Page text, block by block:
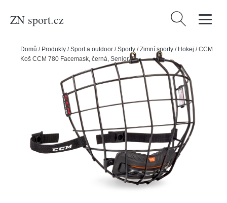
ZN sport.cz Vyhledávání
Domů / Produkty /Sport a outdoor /Sporty /Zimní sporty / Hokej /CCM
Koš CCM 780 Facemask, černá, Senior, M